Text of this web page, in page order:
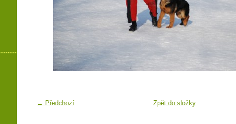
← Předchozí Zpět do složky